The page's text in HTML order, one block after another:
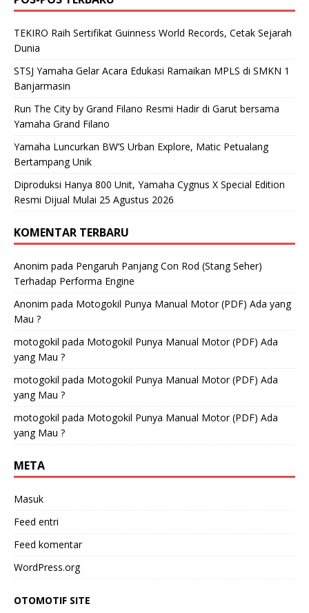
TEKIRO Raih Sertifikat Guinness World Records, Cetak Sejarah
Dunia
STSJ Yamaha Gelar Acara Edukasi Ramaikan MPLS di SMKN 1
Banjarmasin
Run The City by Grand Filano Resmi Hadir di Garut bersama
Yamaha Grand Filano
Yamaha Luncurkan BW’S Urban Explore, Matic Petualang
Bertampang Unik
Diproduksi Hanya 800 Unit, Yamaha Cygnus X Special Edition
Resmi Dijual Mulai 25 Agustus 2026
KOMENTAR TERBARU
Anonim pada Pengaruh Panjang Con Rod (Stang Seher)
Terhadap Performa Engine
Anonim pada Motogokil Punya Manual Motor (PDF) Ada yang
Mau ?
motogokil pada Motogokil Punya Manual Motor (PDF) Ada
yang Mau ?
motogokil pada Motogokil Punya Manual Motor (PDF) Ada
yang Mau ?
motogokil pada Motogokil Punya Manual Motor (PDF) Ada
yang Mau ?
META
Masuk
Feed entri
Feed komentar
WordPress.org
OTOMOTIF SITE